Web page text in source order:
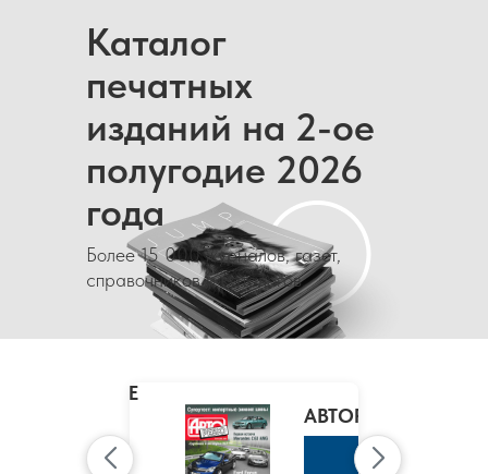
Каталог
печатных
изданий на 2-ое
полугодие 2026
года
Более 15 000 журналов, газет,
справочников и каталогов
CLAIRE
МАРИ
КЛЭР
АВТОРЕВЮ
К